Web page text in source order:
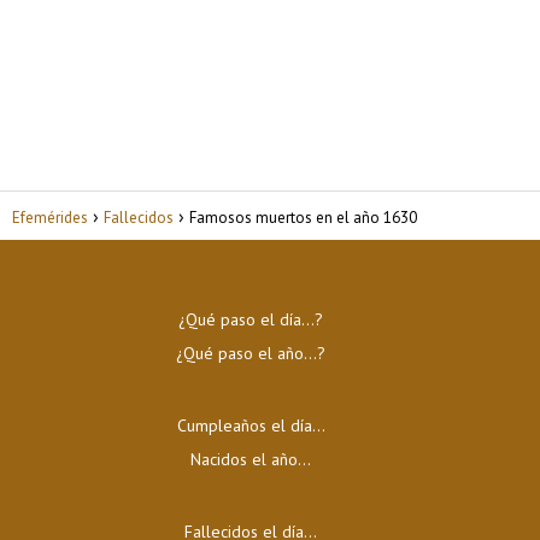
Efemérides Fallecidos Famosos muertos en el año 1630
¿Qué paso el día…?
¿Qué paso el año…?
Cumpleaños el día…
Nacidos el año…
Fallecidos el día…